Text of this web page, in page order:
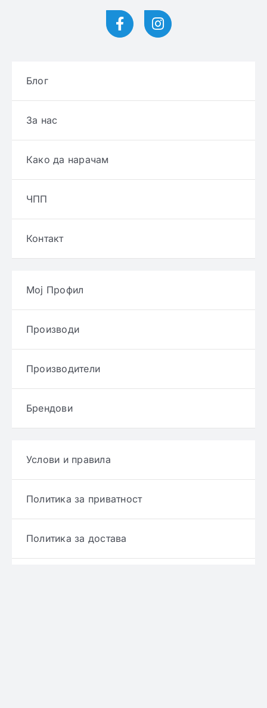
Блог
За нас
Како да нарачам
ЧПП
Контакт
Мој Профил
Производи
Производители
Брендови
Услови и правила
Политика за приватност
Политика за достава